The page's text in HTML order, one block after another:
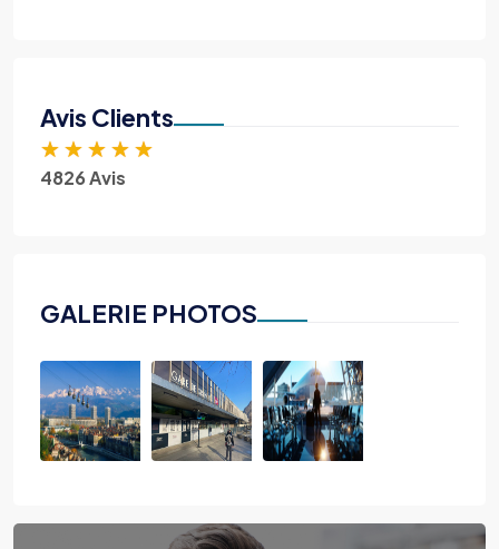
Avis Clients
★ ★ ★ ★ ★
4826 Avis
GALERIE PHOTOS